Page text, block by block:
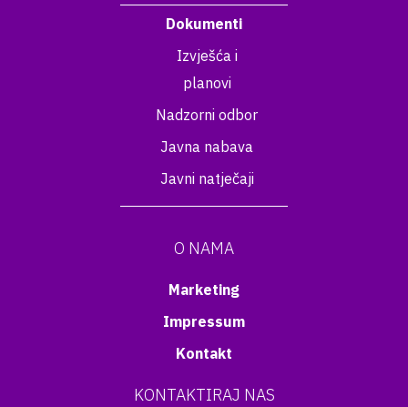
Dokumenti
Izvješća i
planovi
Nadzorni odbor
Javna nabava
Javni natječaji
O NAMA
Marketing
Impressum
Kontakt
KONTAKTIRAJ NAS